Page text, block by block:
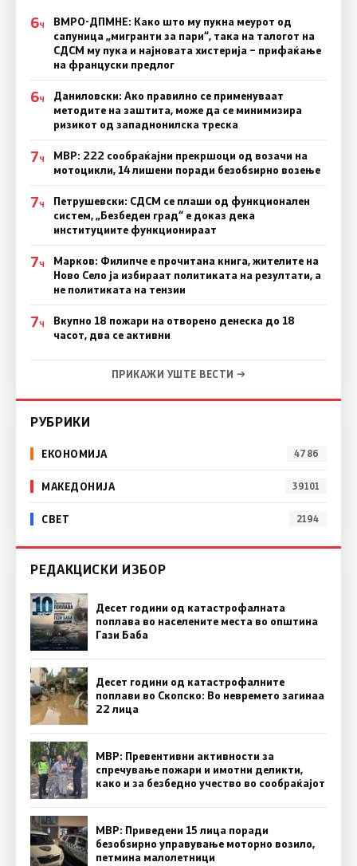
6Ч
ВМРО-ДПМНЕ: Како што му пукна меурот од
сапуница „мигранти за пари“, така на талогот на
СДСМ му пука и најновата хистерија – прифаќање
на француски предлог
6Ч
Даниловски: Ако правилно се применуваат
методите на заштита, може да се минимизира
ризикот од западнонилска треска
7Ч
МВР: 222 сообраќајни прекршоци од возачи на
мотоцикли, 14 лишени поради безобѕирно возење
7Ч
Петрушевски: СДСМ се плаши од функционален
систем, „Безбеден град“ е доказ дека
институциите функционираат
7Ч
Марков: Филипче е прочитана книга, жителите на
Ново Село ја избираат политиката на резултати, а
не политиката на тензии
7Ч
Вкупно 18 пожари на отворено денеска до 18
часот, два се активни
ПРИКАЖИ УШТЕ ВЕСТИ →
РУБРИКИ
ЕКОНОМИЈА 4786
МАКЕДОНИЈА 39101
СВЕТ 2194
РЕДАКЦИСКИ ИЗБОР
Десет години од катастрофалната
поплава во населените места во општина
Гази Баба
Десет години од катастрофалните
поплави во Скопско: Во невремето загинаа
22 лица
МВР: Превентивни активности за
спречување пожари и имотни деликти,
како и за безбедно учество во сообраќајот
МВР: Приведени 15 лица поради
безобѕирно управување моторно возило,
петмина малолетници